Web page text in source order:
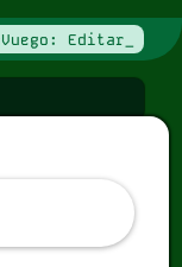
Editar_